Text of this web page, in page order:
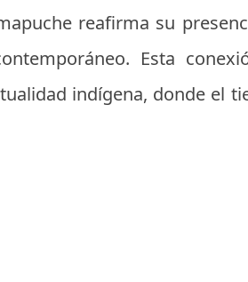
reafirma su
Esta
indígena, donde el